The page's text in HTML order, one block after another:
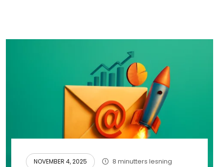
NOVEMBER 4, 2025 8 minutters lesning